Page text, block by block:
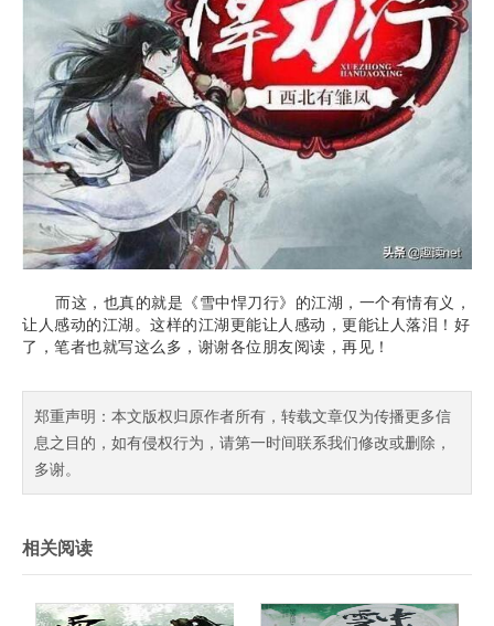
而这，也真的就是《雪中悍刀行》的江湖，一个有情有义，
让人感动的江湖。这样的江湖更能让人感动，更能让人落泪！好
了，笔者也就写这么多，谢谢各位朋友阅读，再见！
郑重声明：本文版权归原作者所有，转载文章仅为传播更多信
息之目的，如有侵权行为，请第一时间联系我们修改或删除，
多谢。
相关阅读